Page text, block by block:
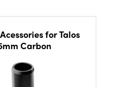
for Talos
Carbon